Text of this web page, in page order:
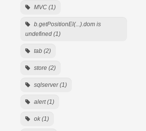
MVC (1)
b.getPositionEl(...).dom is
undefined (1)
tab (2)
store (2)
sqlserver (1)
alert (1)
ok (1)